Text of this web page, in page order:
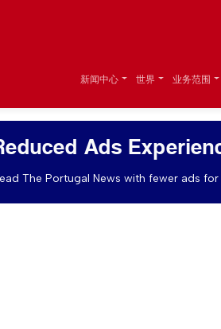
新闻中心 世界 业务范围
Ads
The Portugal News with fewer ads